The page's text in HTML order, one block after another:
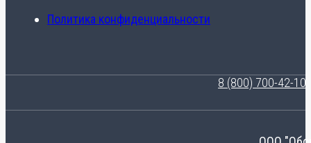
Политика конфиденциальности
8 (800) 700-42-10